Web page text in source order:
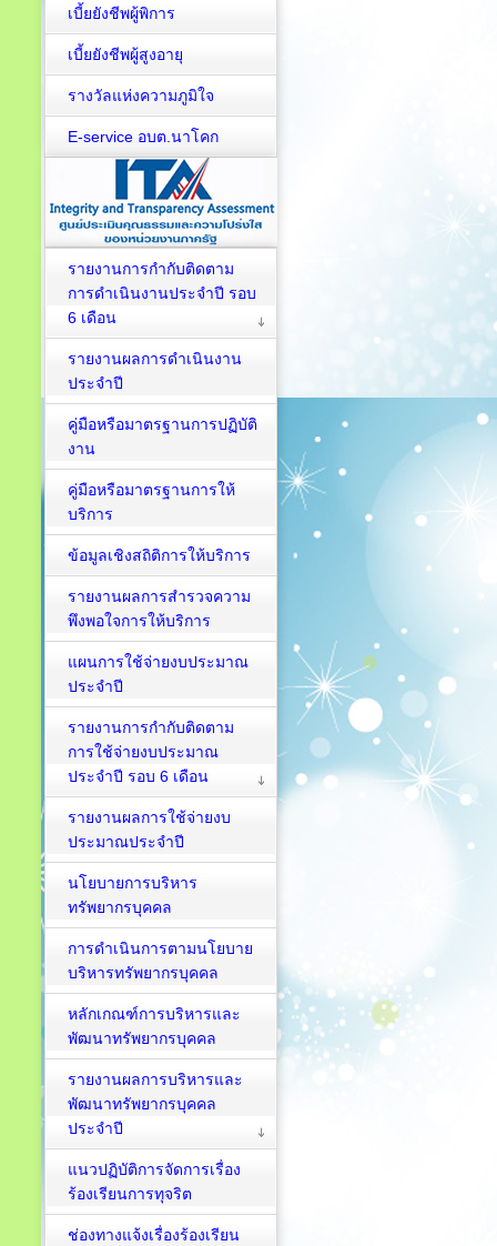
เบี้ยยังชีพผู้พิการ
เบี้ยยังชีพผู้สูงอายุ
รางวัลแห่งความภูมิใจ
E-service อบต.นาโคก
รายงานการกำกับติดตาม
การดำเนินงานประจำปี รอบ
6 เดือน
รายงานผลการดำเนินงาน
ประจำปี
คู่มือหรือมาตรฐานการปฏิบัติ
งาน
คู่มือหรือมาตรฐานการให้
บริการ
ข้อมูลเชิงสถิติการให้บริการ
รายงานผลการสำรวจความ
พึงพอใจการให้บริการ
แผนการใช้จ่ายงบประมาณ
ประจำปี
รายงานการกำกับติดตาม
การใช้จ่ายงบประมาณ
ประจำปี รอบ 6 เดือน
รายงานผลการใช้จ่ายงบ
ประมาณประจำปี
นโยบายการบริหาร
ทรัพยากรบุคคล
การดำเนินการตามนโยบาย
บริหารทรัพยากรบุคคล
หลักเกณฑ์การบริหารและ
พัฒนาทรัพยากรบุคคล
รายงานผลการบริหารและ
พัฒนาทรัพยากรบุคคล
ประจำปี
แนวปฏิบัติการจัดการเรื่อง
ร้องเรียนการทุจริต
ช่องทางแจ้งเรื่องร้องเรียน